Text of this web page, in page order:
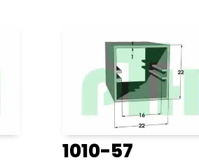
1010-57